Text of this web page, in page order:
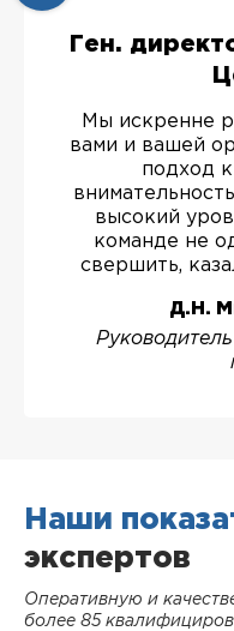
Ген.
Мы искренне
вами и вашей
подход
высокий
команде не
свершить,
Д.Н.
Наши
экспертов
Оперативную и
более 85